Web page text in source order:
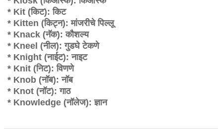
* Kit (किट): किट
* Kitten (किट्न): मांजरीचे पिल्लू
* Knack (नॅक): कौशल्य
* Kneel (नील): गुडघे टेकणे
* Knight (नाईट): नाइट
* Knit (निट): विणणे
* Knob (नॉब): नॉब
* Knot (नॉट): गाठ
* Knowledge (नॉलेज): ज्ञान